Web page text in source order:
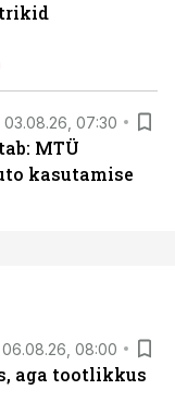
03.08.26, 07:30
MTÜ
kasutamise
06.08.26, 08:00
aga tootlikkus